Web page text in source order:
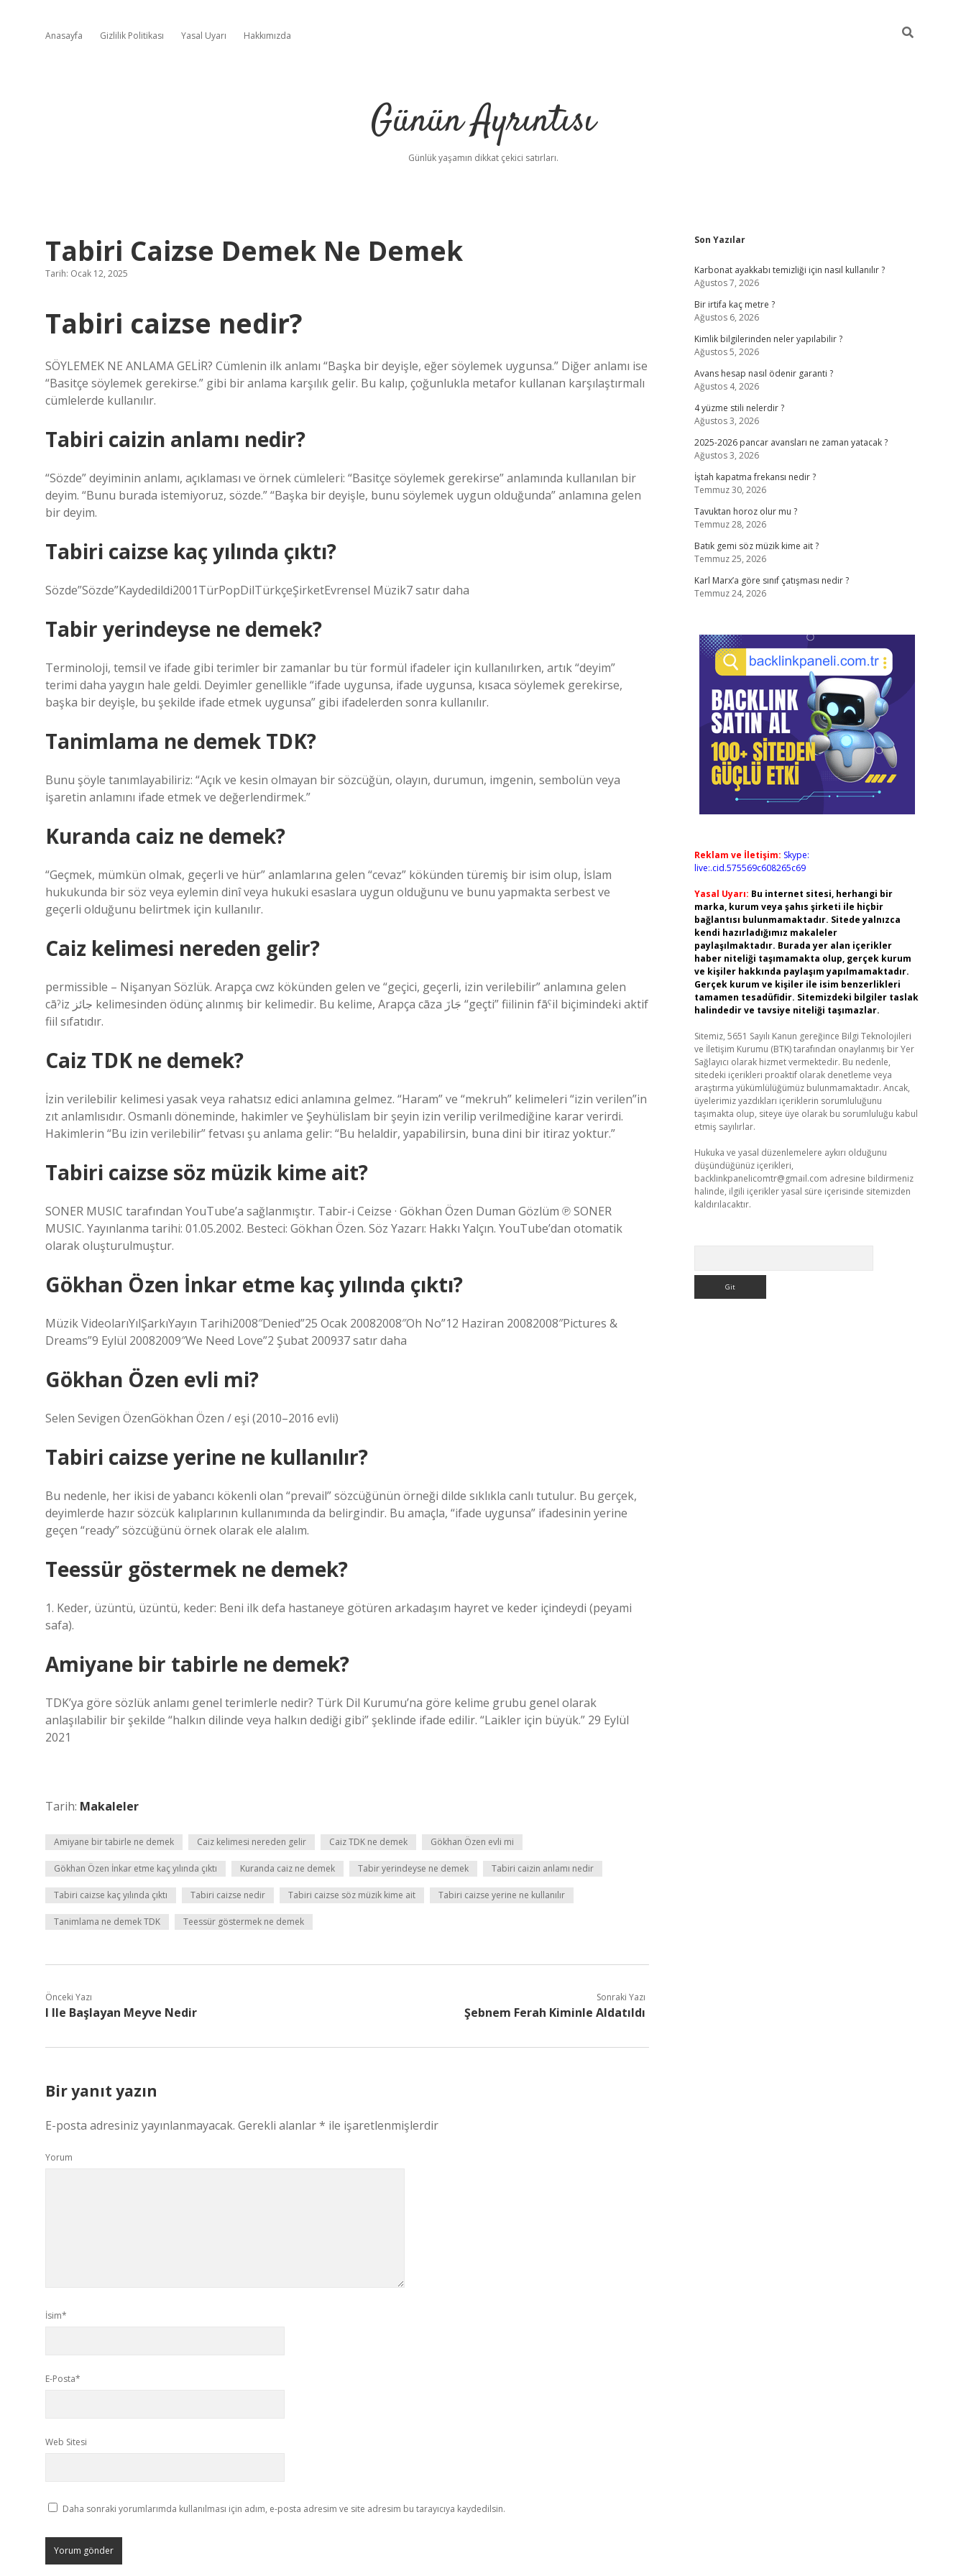
Anasayfa Gizlilik Politikası Yasal Uyarı Hakkımızda
Günün Ayrıntısı
Günlük yaşamın dikkat çekici satırları.
Tabiri Caizse Demek Ne Demek
Tarih: Ocak 12, 2025
Tabiri caizse nedir?
SÖYLEMEK NE ANLAMA GELİR? Cümlenin ilk anlamı “Başka bir deyişle, eğer söylemek uygunsa.” Diğer anlamı ise
“Basitçe söylemek gerekirse.” gibi bir anlama karşılık gelir. Bu kalıp, çoğunlukla metafor kullanan karşılaştırmalı
cümlelerde kullanılır.
Tabiri caizin anlamı nedir?
“Sözde” deyiminin anlamı, açıklaması ve örnek cümleleri: “Basitçe söylemek gerekirse” anlamında kullanılan bir
deyim. “Bunu burada istemiyoruz, sözde.” “Başka bir deyişle, bunu söylemek uygun olduğunda” anlamına gelen
bir deyim.
Tabiri caizse kaç yılında çıktı?
Sözde”Sözde”Kaydedildi2001TürPopDilTürkçeŞirketEvrensel Müzik7 satır daha
Tabir yerindeyse ne demek?
Terminoloji, temsil ve ifade gibi terimler bir zamanlar bu tür formül ifadeler için kullanılırken, artık “deyim”
terimi daha yaygın hale geldi. Deyimler genellikle “ifade uygunsa, ifade uygunsa, kısaca söylemek gerekirse,
başka bir deyişle, bu şekilde ifade etmek uygunsa” gibi ifadelerden sonra kullanılır.
Tanimlama ne demek TDK?
Bunu şöyle tanımlayabiliriz: “Açık ve kesin olmayan bir sözcüğün, olayın, durumun, imgenin, sembolün veya
işaretin anlamını ifade etmek ve değerlendirmek.”
Kuranda caiz ne demek?
“Geçmek, mümkün olmak, geçerli ve hür” anlamlarına gelen “cevaz” kökünden türemiş bir isim olup, İslam
hukukunda bir söz veya eylemin dinî veya hukuki esaslara uygun olduğunu ve bunu yapmakta serbest ve
geçerli olduğunu belirtmek için kullanılır.
Caiz kelimesi nereden gelir?
permissible – Nişanyan Sözlük. Arapça cwz kökünden gelen ve “geçici, geçerli, izin verilebilir” anlamına gelen
cāˀiz جائز kelimesinden ödünç alınmış bir kelimedir. Bu kelime, Arapça cāza جَازَ “geçti” fiilinin fāˁil biçimindeki aktif
fiil sıfatıdır.
Caiz TDK ne demek?
İzin verilebilir kelimesi yasak veya rahatsız edici anlamına gelmez. “Haram” ve “mekruh” kelimeleri “izin verilen”in
zıt anlamlısıdır. Osmanlı döneminde, hakimler ve Şeyhülislam bir şeyin izin verilip verilmediğine karar verirdi.
Hakimlerin “Bu izin verilebilir” fetvası şu anlama gelir: “Bu helaldir, yapabilirsin, buna dini bir itiraz yoktur.”
Tabiri caizse söz müzik kime ait?
SONER MUSIC tarafından YouTube’a sağlanmıştır. Tabir-i Ceizse · Gökhan Özen Duman Gözlüm ℗ SONER
MUSIC. Yayınlanma tarihi: 01.05.2002. Besteci: Gökhan Özen. Söz Yazarı: Hakkı Yalçın. YouTube’dan otomatik
olarak oluşturulmuştur.
Gökhan Özen İnkar etme kaç yılında çıktı?
Müzik VideolarıYılŞarkıYayın Tarihi2008″Denied”25 Ocak 20082008″Oh No”12 Haziran 20082008″Pictures &
Dreams”9 Eylül 20082009″We Need Love”2 Şubat 200937 satır daha
Gökhan Özen evli mi?
Selen Sevigen ÖzenGökhan Özen / eşi (2010–2016 evli)
Tabiri caizse yerine ne kullanılır?
Bu nedenle, her ikisi de yabancı kökenli olan “prevail” sözcüğünün örneği dilde sıklıkla canlı tutulur. Bu gerçek,
deyimlerde hazır sözcük kalıplarının kullanımında da belirgindir. Bu amaçla, “ifade uygunsa” ifadesinin yerine
geçen “ready” sözcüğünü örnek olarak ele alalım.
Teessür göstermek ne demek?
1. Keder, üzüntü, üzüntü, keder: Beni ilk defa hastaneye götüren arkadaşım hayret ve keder içindeydi (peyami
safa).
Amiyane bir tabirle ne demek?
TDK’ya göre sözlük anlamı genel terimlerle nedir? Türk Dil Kurumu’na göre kelime grubu genel olarak
anlaşılabilir bir şekilde “halkın dilinde veya halkın dediği gibi” şeklinde ifade edilir. “Laikler için büyük.” 29 Eylül
2021
Tarih: Makaleler
Amiyane bir tabirle ne demek Caiz kelimesi nereden gelir Caiz TDK ne demek Gökhan Özen evli mi
Gökhan Özen İnkar etme kaç yılında çıktı Kuranda caiz ne demek Tabir yerindeyse ne demek Tabiri caizin anlamı nedir
Tabiri caizse kaç yılında çıktı Tabiri caizse nedir Tabiri caizse söz müzik kime ait Tabiri caizse yerine ne kullanılır
Tanimlama ne demek TDK Teessür göstermek ne demek
Önceki Yazı
I Ile Başlayan Meyve Nedir
Sonraki Yazı
Şebnem Ferah Kiminle Aldatıldı
Bir yanıt yazın
E-posta adresiniz yayınlanmayacak. Gerekli alanlar* ile işaretlenmişlerdir
Yorum
İsim*
E-Posta*
Web Sitesi
Daha sonraki yorumlarımda kullanılması için adım, e-posta adresim ve site adresim bu tarayıcıya kaydedilsin.
Sidebar
Son Yazılar
Karbonat ayakkabı temizliği için nasıl kullanılır ?
Ağustos 7, 2026
Bir irtifa kaç metre ?
Ağustos 6, 2026
Kimlik bilgilerinden neler yapılabilir ?
Ağustos 5, 2026
Avans hesap nasıl ödenir garanti ?
Ağustos 4, 2026
4 yüzme stili nelerdir ?
Ağustos 3, 2026
2025-2026 pancar avansları ne zaman yatacak ?
Ağustos 3, 2026
İştah kapatma frekansı nedir ?
Temmuz 30, 2026
Tavuktan horoz olur mu ?
Temmuz 28, 2026
Batık gemi söz müzik kime ait ?
Temmuz 25, 2026
Karl Marx’a göre sınıf çatışması nedir ?
Temmuz 24, 2026
Reklam ve İletişim: Skype:
live:.cid.575569c608265c69
Yasal Uyarı: Bu internet sitesi, herhangi bir
marka, kurum veya şahıs şirketi ile hiçbir
bağlantısı bulunmamaktadır. Sitede yalnızca
kendi hazırladığımız makaleler
paylaşılmaktadır. Burada yer alan içerikler
haber niteliği taşımamakta olup, gerçek kurum
ve kişiler hakkında paylaşım yapılmamaktadır.
Gerçek kurum ve kişiler ile isim benzerlikleri
tamamen tesadüfidir. Sitemizdeki bilgiler taslak
halindedir ve tavsiye niteliği taşımazlar.
Sitemiz, 5651 Sayılı Kanun gereğince Bilgi Teknolojileri
ve İletişim Kurumu (BTK) tarafından onaylanmış bir Yer
Sağlayıcı olarak hizmet vermektedir. Bu nedenle,
sitedeki içerikleri proaktif olarak denetleme veya
araştırma yükümlülüğümüz bulunmamaktadır. Ancak,
üyelerimiz yazdıkları içeriklerin sorumluluğunu
taşımakta olup, siteye üye olarak bu sorumluluğu kabul
etmiş sayılırlar.
Hukuka ve yasal düzenlemelere aykırı olduğunu
düşündüğünüz içerikleri,
backlinkpanelicomtr@gmail.com adresine bildirmeniz
halinde, ilgili içerikler yasal süre içerisinde sitemizden
kaldırılacaktır.